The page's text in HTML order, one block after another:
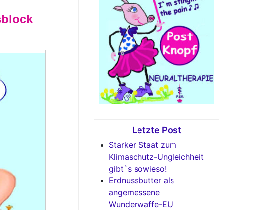
Letzte Post
Starker Staat zum
Klimaschutz-Ungleichheit
gibt`s sowieso!
Erdnussbutter als
angemessene
Wunderwaffe-EU